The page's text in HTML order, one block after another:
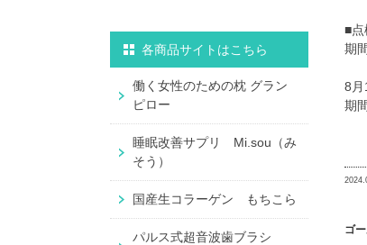
■点
期
8月
期
ゴ
各商品サイトはこちら
働く女性のための枕 グラン
ピロー
睡眠改善サプリ Mi.sou（み
そう）
国産生コラーゲン もちこら
パルス式超音波歯ブラシ